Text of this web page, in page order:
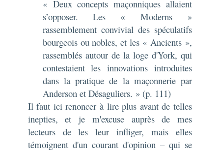
« Deux concepts maçonniques allaient
s’opposer. Les « Moderns »
rassemblement convivial des spéculatifs
bourgeois ou nobles, et les « Ancients »,
rassemblés autour de la loge d'York, qui
contestaient les innovations introduites
dans la pratique de la maçonnerie par
Anderson et Désaguliers. » (p. 111)
Il faut ici renoncer à lire plus avant de telles
inepties, et je m'excuse auprès de mes
lecteurs de les leur infliger, mais elles
témoignent d'un courant d'opinion – qui se